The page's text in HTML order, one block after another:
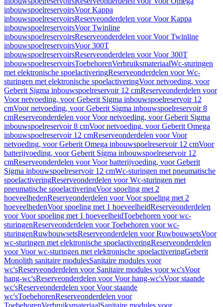
inbouwspoelreservoirsVoor Kappa
inbouwspoelreservoirsReserveonderdelen voor Voor Kappa
inbouwspoelreservoirsVoor Twinline
inbouwspoelreservoirsReserveonderdelen voor Voor Twinline
inbouwspoelreservoirsVoor 300T
inbouwspoelreservoirsReserveonderdelen voor Voor 300T
inbouwspoelreservoirsToebehorenVerbruiksmateriaalWc-sturingen
met elektronische spoelactiveringReserveonderdelen voor Wc-
sturingen met elektronische spoelactiveringVoor netvoeding, voor
Geberit Sigma inbouwspoelreservoir 12 cmReserveonderdelen voor
Voor netvoeding, voor Geberit Sigma inbouwspoelreservoir 12
cmVoor netvoeding, voor Geberit Sigma inbouwspoelreservoir 8
cmReserveonderdelen voor Voor netvoeding, voor Geberit Sigma
inbouwspoelreservoir 8 cmVoor netvoeding, voor Geberit Omega
inbouwspoelreservoir 12 cmReserveonderdelen voor Voor
netvoeding, voor Geberit Omega inbouwspoelreservoir 12 cmVoor
batterijvoeding, voor Geberit Sigma inbouwspoelreservoir 12
cmReserveonderdelen voor Voor batterijvoeding, voor Geberit
Sigma inbouwspoelreservoir 12 cmWc-sturingen met pneumatische
spoelactiveringReserveonderdelen voor Wc-sturingen met
pneumatische spoelactiveringVoor spoeling met 2
hoeveelhedenReserveonderdelen voor Voor spoeling met 2
hoeveelhedenVoor spoeling met 1 hoeveelheidReserveonderdelen
voor Voor spoeling met 1 hoeveelheidToebehoren voor wc-
sturingenReserveonderdelen voor Toebehoren voor wc-
sturingenRuwbouwsetsReserveonderdelen voor RuwbouwsetsVoor
wc-sturingen met elektronische spoelactiveringReserveonderdelen
voor Voor wc-sturingen met elektronische spoelactiveringGeberit
Monolith sanitaire modulesSanitaire modules voor
wc'sReserveonderdelen voor Sanitaire modules voor wc'sVoor
hang-wc'sReserveonderdelen voor Voor hang-wc'sVoor staande
wc'sReserveonderdelen voor Voor staande
wc'sToebehorenReserveonderdelen voor
ToebehorenVerbruiksmateriaalSanitaire modules voor